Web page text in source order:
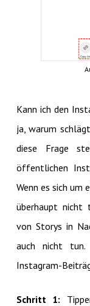
Kann ich den
ja, warum
diese Frage
öffentlichen
Wenn es sich um
überhaupt nicht
von Storys in
auch nicht tun.
Instagram-
Schritt 1: